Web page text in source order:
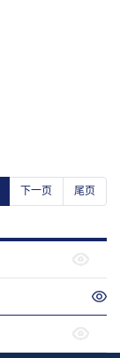
下一页 尾页